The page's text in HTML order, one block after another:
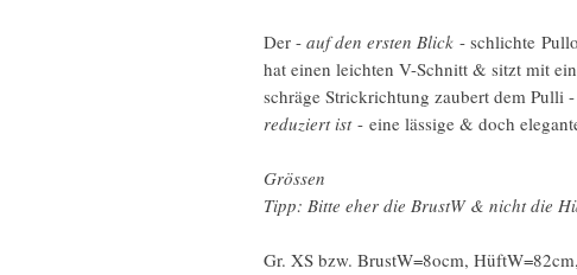
Der - auf den ersten Blick - schlichte
hat einen leichten V-Schnitt & sitzt mit
schräge Strickrichtung zaubert dem Pulli -
reduziert ist - eine lässige & doch
Grössen
Tipp: Bitte eher die BrustW & nicht die
Gr. XS bzw. BrustW=8ocm,